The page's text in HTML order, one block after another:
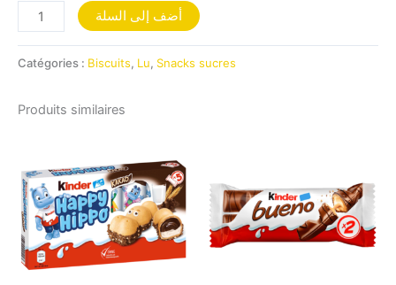
أضف إلى السلة
Catégories : Biscuits, Lu, Snacks sucres
Produits similaires